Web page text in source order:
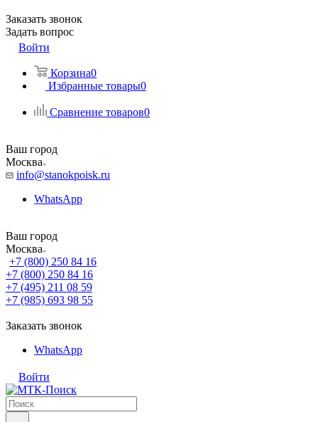
Заказать звонок
Задать вопрос
Войти
Корзина0
Избранные товары0
Сравнение товаров0
Ваш город
Москва
info@stanokpoisk.ru
WhatsApp
Ваш город
Москва
+7 (800) 250 84 16
+7 (800) 250 84 16
+7 (495) 211 08 59
+7 (985) 693 98 55
Заказать звонок
WhatsApp
Войти